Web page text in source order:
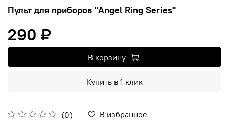
Пульт для приборов "Angel Ring Series"
(0) В избранное
290 ₽
В корзину
Купить в 1 клик